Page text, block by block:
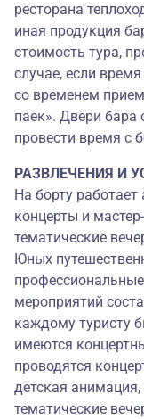
ресторана
иная продукция
стоимость тура,
случае, если
со временем
паек». Двери бара
провести время с
РАЗВЛЕЧЕНИЯ И
На борту работает
концерты и
тематические
Юных
мероприятий
каждому туристу
имеются
проводятся
детская
тематические